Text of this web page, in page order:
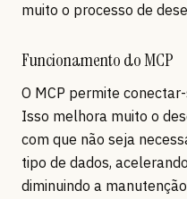
muito o processo de
Funcionamento do MCP
O MCP permite
Isso melhora muito o
com que não seja
tipo de dados,
diminuindo a